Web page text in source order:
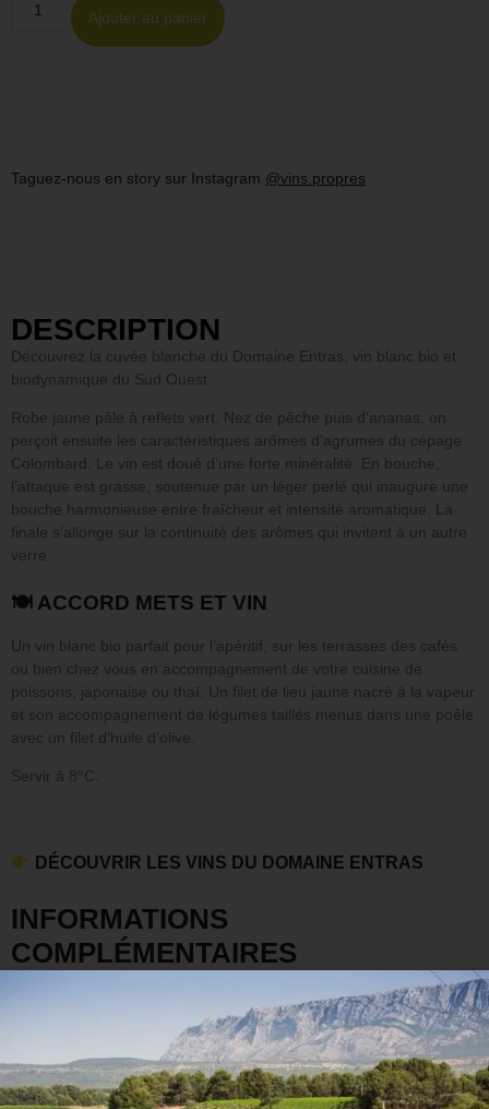
Ajouter au panier
Taguez-nous en story sur Instagram @vins.propres
DESCRIPTION
Découvrez la cuvée blanche du Domaine Entras, vin blanc bio et
biodynamique du Sud Ouest.
Robe jaune pâle à reflets vert. Nez de pêche puis d’ananas, on
perçoit ensuite les caractéristiques arômes d’agrumes du cépage
Colombard. Le vin est doué d’une forte minéralité. En bouche,
l’attaque est grasse, soutenue par un léger perlé qui inaugure une
bouche harmonieuse entre fraîcheur et intensité aromatique. La
finale s’allonge sur la continuité des arômes qui invitent à un autre
verre.
🍽 ACCORD METS ET VIN
Un vin blanc bio parfait pour l’apéritif, sur les terrasses des cafés
ou bien chez vous en accompagnement de votre cuisine de
poissons, japonaise ou thaï. Un filet de lieu jaune nacré à la vapeur
et son accompagnement de légumes taillés menus dans une poêle
avec un filet d’huile d’olive.
Servir à 8°C.
DÉCOUVRIR LES VINS DU DOMAINE ENTRAS
INFORMATIONS
COMPLÉMENTAIRES
Cépage(s)
Colombard, Petit Manseng, Ugni Blanc